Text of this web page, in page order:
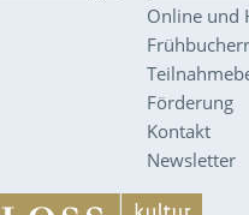
Online und
Förderung
Kontakt
Newsletter